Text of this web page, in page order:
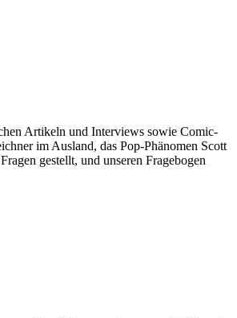
Artikeln und Interviews sowie Comic-
im Ausland, das Pop-Phänomen Scott
gestellt, und unseren Fragebogen